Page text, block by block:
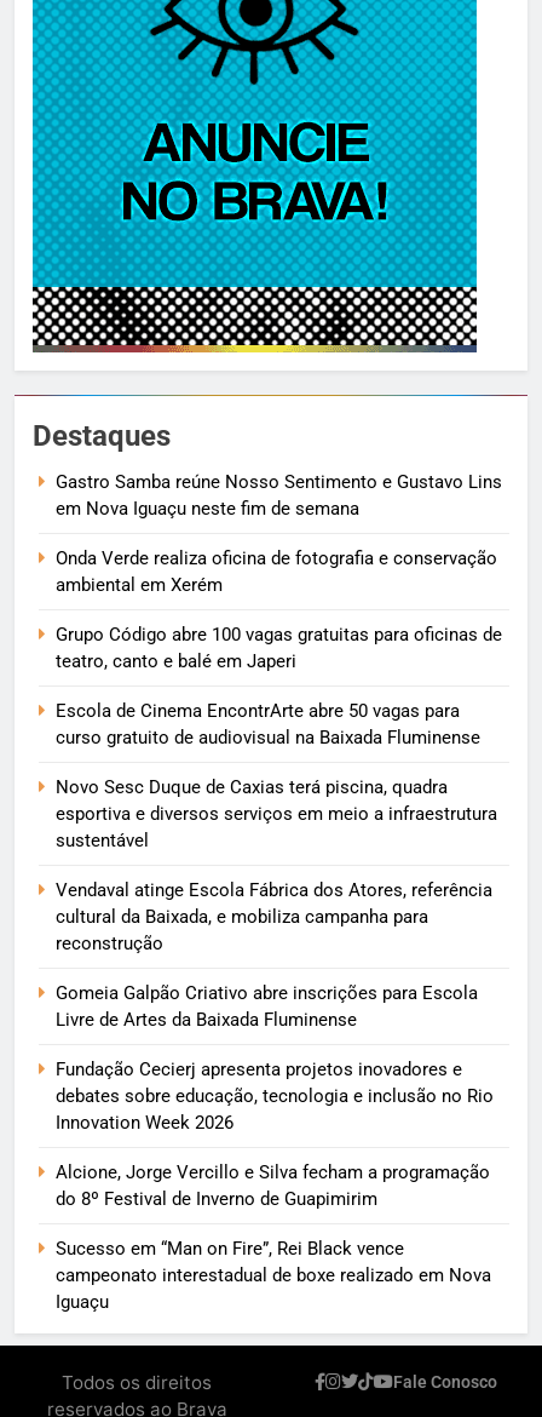
Destaques
Gastro Samba reúne Nosso Sentimento e Gustavo Lins
em Nova Iguaçu neste fim de semana
Onda Verde realiza oficina de fotografia e conservação
ambiental em Xerém
Grupo Código abre 100 vagas gratuitas para oficinas de
teatro, canto e balé em Japeri
Escola de Cinema EncontrArte abre 50 vagas para
curso gratuito de audiovisual na Baixada Fluminense
Novo Sesc Duque de Caxias terá piscina, quadra
esportiva e diversos serviços em meio a infraestrutura
sustentável
Vendaval atinge Escola Fábrica dos Atores, referência
cultural da Baixada, e mobiliza campanha para
reconstrução
Gomeia Galpão Criativo abre inscrições para Escola
Livre de Artes da Baixada Fluminense
Fundação Cecierj apresenta projetos inovadores e
debates sobre educação, tecnologia e inclusão no Rio
Innovation Week 2026
Alcione, Jorge Vercillo e Silva fecham a programação
do 8º Festival de Inverno de Guapimirim
Sucesso em “Man on Fire”, Rei Black vence
campeonato interestadual de boxe realizado em Nova
Iguaçu
Todos os direitos
reservados ao Brava
Fale Conosco